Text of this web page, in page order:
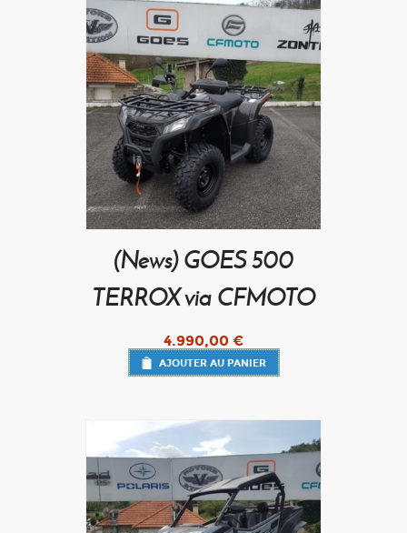
(News) GOES 500
TERROX via CFMOTO
4.990,00 €
AJOUTER AU PANIER